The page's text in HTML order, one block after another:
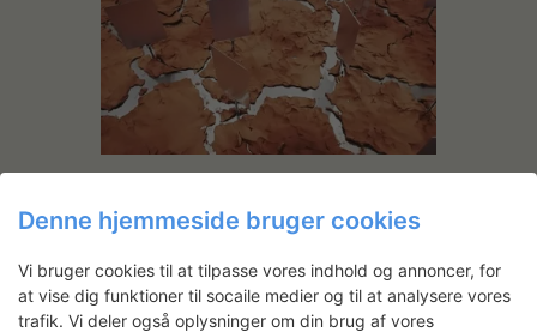
Denne hjemmeside bruger cookies
Vi bruger cookies til at tilpasse vores indhold og annoncer, for
at vise dig funktioner til socaile medier og til at analysere vores
trafik. Vi deler også oplysninger om din brug af vores